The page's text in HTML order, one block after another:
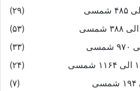
(۲۹)
(۵۳)
(۳۳)
(۲۴)
(۷)